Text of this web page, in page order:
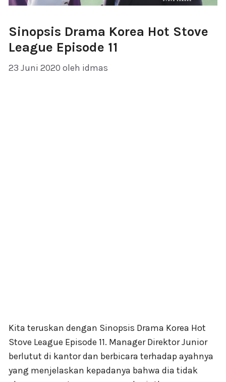
Sinopsis Drama Korea Hot Stove
League Episode 11
23 Juni 2020 oleh idmas
Kita teruskan dengan Sinopsis Drama Korea Hot
Stove League Episode 11. Manager Direktor Junior
berlutut di kantor dan berbicara terhadap ayahnya
yang menjelaskan kepadanya bahwa dia tidak